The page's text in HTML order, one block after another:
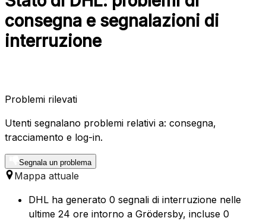
consegna e segnalazioni di
interruzione
Problemi rilevati
Utenti segnalano problemi relativi a: consegna,
tracciamento e log-in.
Segnala un problema
Mappa attuale
DHL ha generato 0 segnali di interruzione nelle
ultime 24 ore intorno a Grödersby, incluse 0